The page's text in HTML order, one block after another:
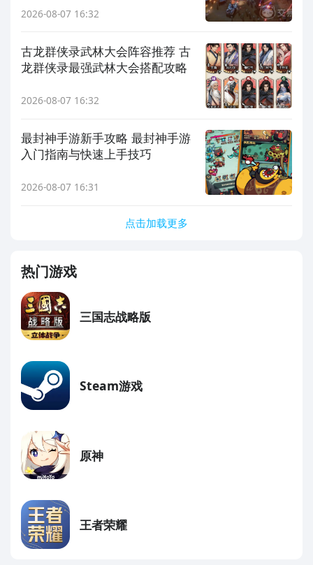
2026-08-07 16:32
古龙群侠录武林大会阵容推荐 古
龙群侠录最强武林大会搭配攻略
2026-08-07 16:32
最封神手游新手攻略 最封神手游
入门指南与快速上手技巧
2026-08-07 16:31
点击加载更多
热门游戏
三国志战略版
Steam游戏
原神
王者荣耀